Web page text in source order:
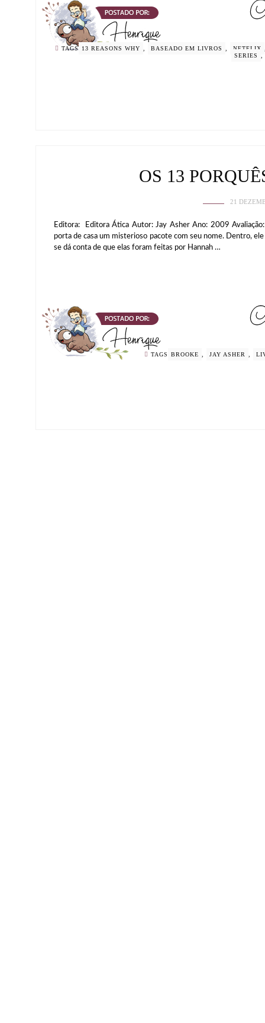
TAGS 13 REASONS WHY , BASEADO EM LIVROS , NETFLIX
SERIES
,
OS 13
21
Editora: Editora Ática Autor: Jay Asher Ano: 2009
porta de casa um misterioso pacote com seu nome. Dentro,
se dá conta de que elas foram feitas por Hannah …
TAGS BROOKE JAY ASHER